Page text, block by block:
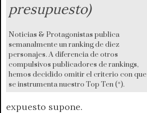
presupuesto)
Noticias & Protagonistas publica
semanalmente un ranking de diez
personajes. A diferencia de otros
compulsivos publicadores de rankings,
hemos decidido omitir el criterio con que
se instrumenta nuestro Top Ten (*).
expuesto supone.